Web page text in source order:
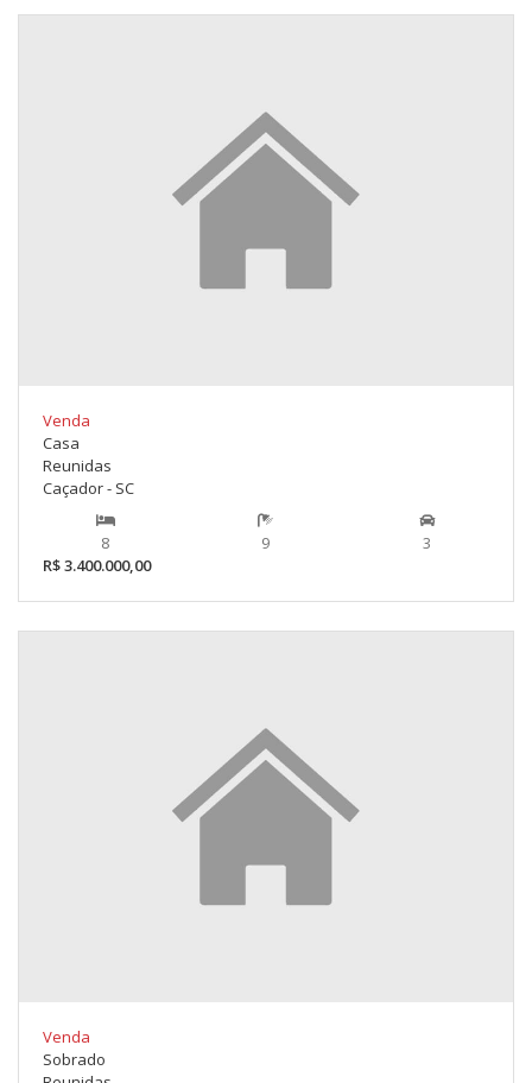
Venda
Casa
Reunidas
Caçador - SC
8 9
3
R$ 3.400.000,00
Venda
Sobrado